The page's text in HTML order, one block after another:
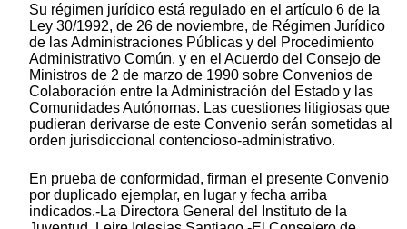
Su régimen jurídico está regulado en el artículo 6 de la
Ley 30/1992, de 26 de noviembre, de Régimen Jurídico
de las Administraciones Públicas y del Procedimiento
Administrativo Común, y en el Acuerdo del Consejo de
Ministros de 2 de marzo de 1990 sobre Convenios de
Colaboración entre la Administración del Estado y las
Comunidades Autónomas. Las cuestiones litigiosas que
pudieran derivarse de este Convenio serán sometidas al
orden jurisdiccional contencioso-administrativo.
En prueba de conformidad, firman el presente Convenio
por duplicado ejemplar, en lugar y fecha arriba
indicados.-La Directora General del Instituto de la